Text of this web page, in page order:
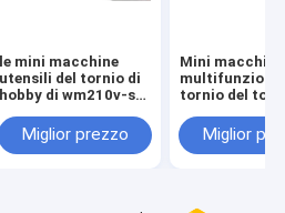
le mini macchine
utensili del tornio di
hobby di wm210v-s
al tornio
mini
Miglior prezzo
Mini macchina
tornio del
macchina del
di uso
Miglior